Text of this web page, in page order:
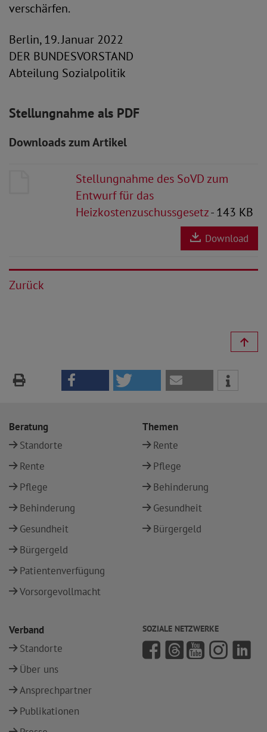
verschärfen.
Berlin, 19. Januar 2022
DER BUNDESVORSTAND
Abteilung Sozialpolitik
Stellungnahme als PDF
Downloads zum Artikel
Stellungnahme des SoVD zum
Entwurf für das
Heizkostenzuschussgesetz- 143 KB
Download
Zurück
Beratung
Standorte
Rente
Pflege
Behinderung
Gesundheit
Bürgergeld
Patientenverfügung
Vorsorgevollmacht
Themen
Rente
Pflege
Behinderung
Gesundheit
Bürgergeld
Verband
Standorte
Über uns
Ansprechpartner
Publikationen
SOZIALE NETZWERKE